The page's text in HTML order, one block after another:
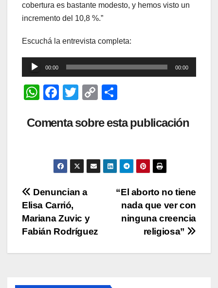
cobertura es bastante modesto, y hemos visto un
incremento del 10,8 %.”
Escuchá la entrevista completa:
Reproductor
de
audio
00:00 00:00
W
at
F
c
b
o
k
T
tt
C
p
Li
n
m
ar
tir
Comenta sobre esta publicación
Navegación
de
entradas
“El aborto no tiene
nada que ver con
ninguna creencia
religiosa”
Denuncian a
Elisa Carrió,
Mariana Zuvic y
Fabián Rodríguez